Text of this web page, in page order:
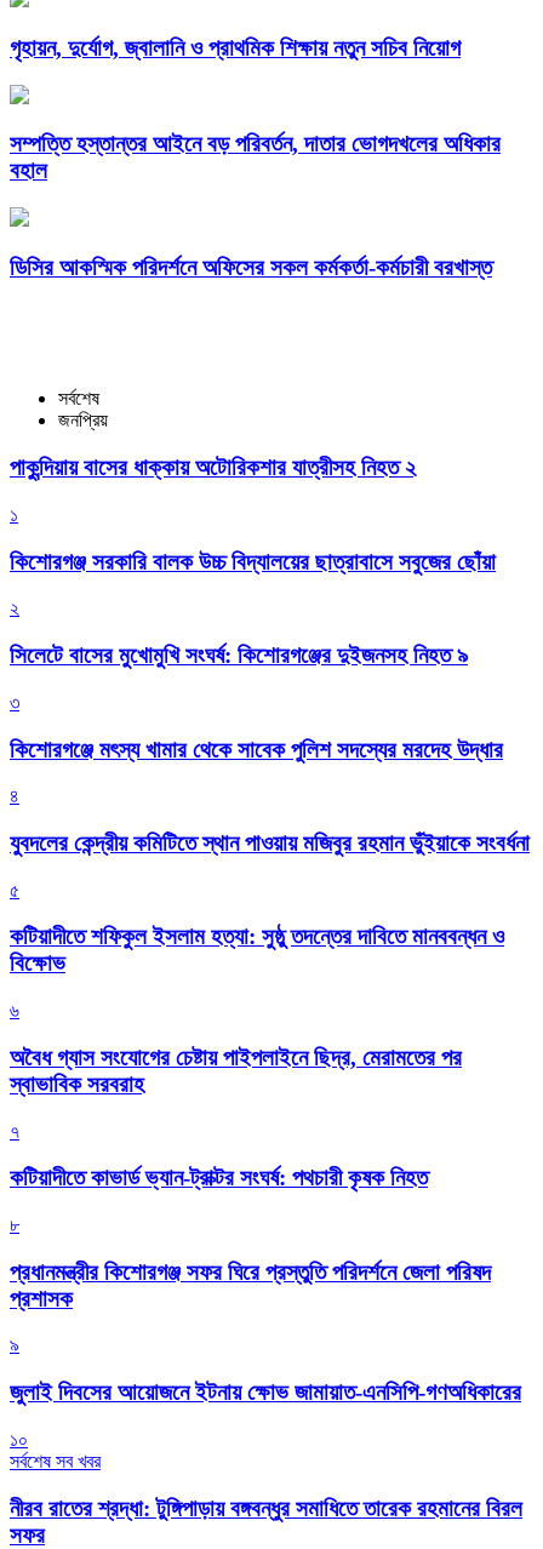
গৃহায়ন, দুর্যোগ, জ্বালানি ও প্রাথমিক শিক্ষায় নতুন সচিব নিয়োগ
সম্পত্তি হস্তান্তর আইনে বড় পরিবর্তন, দাতার ভোগদখলের অধিকার
বহাল
ডিসির আকস্মিক পরিদর্শনে অফিসের সকল কর্মকর্তা-কর্মচারী বরখাস্ত
সর্বশেষ
জনপ্রিয়
পাকুন্দিয়ায় বাসের ধাক্কায় অটোরিকশার যাত্রীসহ নিহত ২
১
কিশোরগঞ্জ সরকারি বালক উচ্চ বিদ্যালয়ের ছাত্রাবাসে সবুজের ছোঁয়া
২
সিলেটে বাসের মুখোমুখি সংঘর্ষ: কিশোরগঞ্জের দুইজনসহ নিহত ৯
৩
কিশোরগঞ্জে মৎস্য খামার থেকে সাবেক পুলিশ সদস্যের মরদেহ উদ্ধার
৪
যুবদলের কেন্দ্রীয় কমিটিতে স্থান পাওয়ায় মজিবুর রহমান ভুঁইয়াকে সংবর্ধনা
৫
কটিয়াদীতে শফিকুল ইসলাম হত্যা: সুষ্ঠু তদন্তের দাবিতে মানববন্ধন ও
বিক্ষোভ
৬
অবৈধ গ্যাস সংযোগের চেষ্টায় পাইপলাইনে ছিদ্র, মেরামতের পর
স্বাভাবিক সরবরাহ
৭
কটিয়াদীতে কাভার্ড ভ্যান-ট্রাক্টর সংঘর্ষ: পথচারী কৃষক নিহত
৮
প্রধানমন্ত্রীর কিশোরগঞ্জ সফর ঘিরে প্রস্তুতি পরিদর্শনে জেলা পরিষদ
প্রশাসক
৯
জুলাই দিবসের আয়োজনে ইটনায় ক্ষোভ জামায়াত-এনসিপি-গণঅধিকারের
১০
সর্বশেষ সব খবর
নীরব রাতের শ্রদ্ধা: টুঙ্গিপাড়ায় বঙ্গবন্ধুর সমাধিতে তারেক রহমানের বিরল
সফর